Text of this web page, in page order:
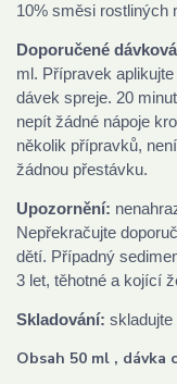
10% směsi rostliných
Doporučené
ml. Přípravek
dávek spreje. 20
nepít žádné nápoje
několik přípravků,
žádnou přestávku.
Upozornění:
Nepřekračujte
dětí. Případný
3 let, těhotné a kojící
Skladování: skladujte
Obsah 50 ml , dávka